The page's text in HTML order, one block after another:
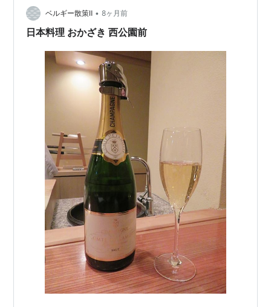
ベルギー散策Ⅱ • 8ヶ月前
日本料理 おかざき 西公園前